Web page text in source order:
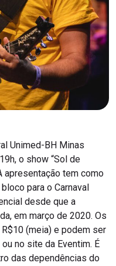
Unimed-BH Minas
o show “Sol de
apresentação tem como
para o Carnaval
desde que a
em março de 2020. Os
(meia) e podem ser
no site da Eventim. É
das dependências do